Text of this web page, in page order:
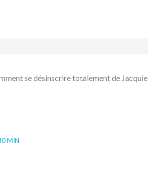
se désinscrire totalement de
MIN